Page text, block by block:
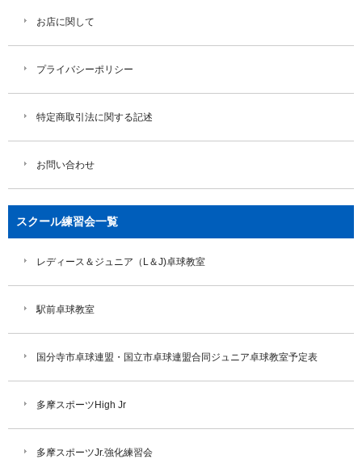
お店に関して
プライバシーポリシー
特定商取引法に関する記述
お問い合わせ
スクール練習会一覧
レディース＆ジュニア（L＆J)卓球教室
駅前卓球教室
国分寺市卓球連盟・国立市卓球連盟合同ジュニア卓球教室予定表
多摩スポーツHigh Jr
多摩スポーツJr.強化練習会